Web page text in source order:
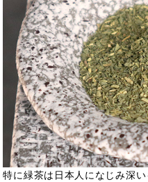
特に緑茶は日本人になじみ深